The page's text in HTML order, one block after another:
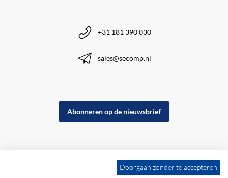
+31 181 390 030
sales@secomp.nl
Abonneren op de nieuwsbrief
Doorgaan zonder te accepteren